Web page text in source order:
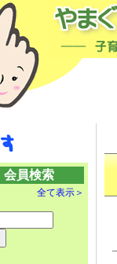
会員検索
全て表示＞